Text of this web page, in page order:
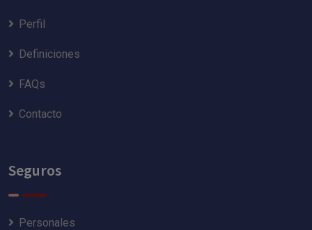
Perfil
Definiciones
FAQs
Contacto
Seguros
Personales